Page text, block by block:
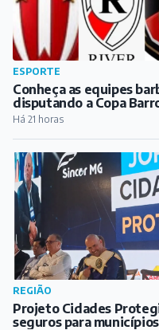
ESPORTE
Conheça as equipes
disputando a Copa
Há 21 horas
REGIÃO
Projeto Cidades
seguros para